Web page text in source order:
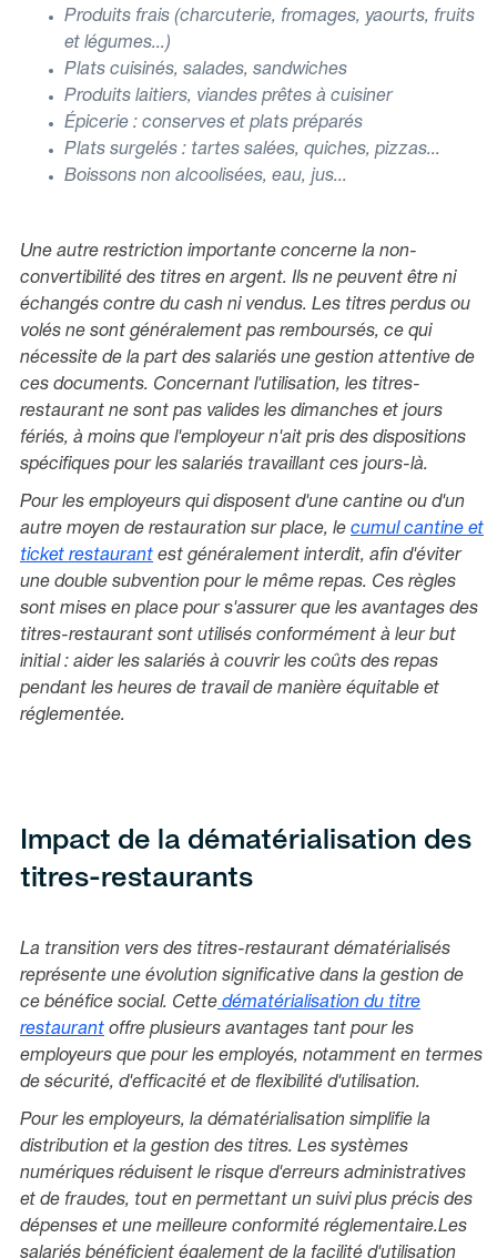
Produits frais (charcuterie, fromages, yaourts, fruits
et légumes...)
Plats cuisinés, salades, sandwiches
Produits laitiers, viandes prêtes à cuisiner
Épicerie : conserves et plats préparés
Plats surgelés : tartes salées, quiches, pizzas...
Boissons non alcoolisées, eau, jus...
Une autre restriction importante concerne la non-
convertibilité des titres en argent. Ils ne peuvent être ni
échangés contre du cash ni vendus. Les titres perdus ou
volés ne sont généralement pas remboursés, ce qui
nécessite de la part des salariés une gestion attentive de
ces documents. Concernant l'utilisation, les titres-
restaurant ne sont pas valides les dimanches et jours
fériés, à moins que l'employeur n'ait pris des dispositions
spécifiques pour les salariés travaillant ces jours-là.
Pour les employeurs qui disposent d'une cantine ou d'un
autre moyen de restauration sur place, le cumul cantine et
ticket restaurant est généralement interdit, afin d'éviter
une double subvention pour le même repas. Ces règles
sont mises en place pour s'assurer que les avantages des
titres-restaurant sont utilisés conformément à leur but
initial : aider les salariés à couvrir les coûts des repas
pendant les heures de travail de manière équitable et
réglementée.
Impact de la dématérialisation des
titres-restaurants
La transition vers des titres-restaurant dématérialisés
représente une évolution significative dans la gestion de
ce bénéfice social. Cette dématérialisation du titre
restaurant offre plusieurs avantages tant pour les
employeurs que pour les employés, notamment en termes
de sécurité, d'efficacité et de flexibilité d'utilisation.
Pour les employeurs, la dématérialisation simplifie la
distribution et la gestion des titres. Les systèmes
numériques réduisent le risque d'erreurs administratives
et de fraudes, tout en permettant un suivi plus précis des
dépenses et une meilleure conformité réglementaire.Les
salariés bénéficient également de la facilité d'utilisation